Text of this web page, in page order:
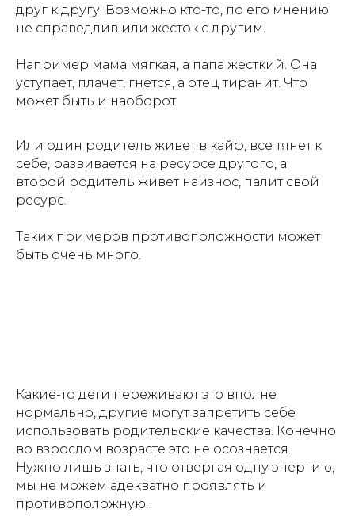
друг к другу. Возможно кто-то, по его мнению
не справедлив или жесток с другим.
Например мама мягкая, а папа жесткий. Она
уступает, плачет, гнется, а отец тиранит. Что
может быть и наоборот.
Или один родитель живет в кайф, все тянет к
себе, развивается на ресурсе другого, а
второй родитель живет наизнос, палит свой
ресурс.
Таких примеров противоположности может
быть очень много.
Какие-то дети переживают это вполне
нормально, другие могут запретить себе
использовать родительские качества. Конечно
во взрослом возрасте это не осознается.
Нужно лишь знать, что отвергая одну энергию,
мы не можем адекватно проявлять и
противоположную.